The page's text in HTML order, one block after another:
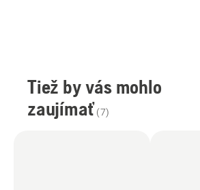
Tiež by vás mohlo
zaujímať (7)